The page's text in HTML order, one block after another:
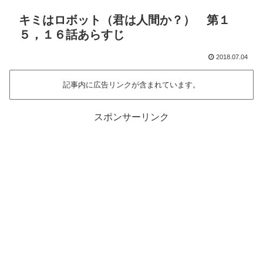
キミはロボット（君は人間か？） 第１
５，１６話あらすじ
2018.07.04
記事内に広告リンクが含まれています。
スポンサーリンク